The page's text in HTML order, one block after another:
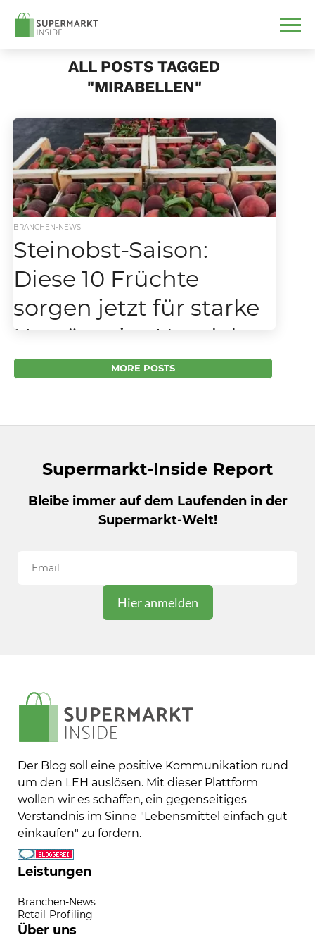
ALL POSTS TAGGED
"MIRABELLEN"
BRANCHEN-NEWS
Steinobst-Saison:
Diese 10 Früchte
sorgen jetzt für starke
Umsätze im Handel
Die Steinobst-Saison läuft auf Hochtouren.
Erfahren Sie, welche zehn Steinfrüchte jetzt
MORE POSTS
Supermarkt-Inside Report
Bleibe immer auf dem Laufenden in der
Supermarkt-Welt!
Der Blog soll eine positive Kommunikation rund
um den LEH auslösen. Mit dieser Plattform
wollen wir es schaffen, ein gegenseitiges
Verständnis im Sinne "Lebensmittel einfach gut
einkaufen" zu fördern.
Leistungen
Branchen-News
Retail-Profiling
Über uns